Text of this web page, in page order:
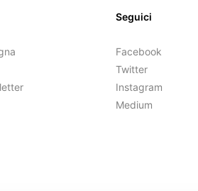
Seguici
Facebook
Twitter
Instagram
Medium